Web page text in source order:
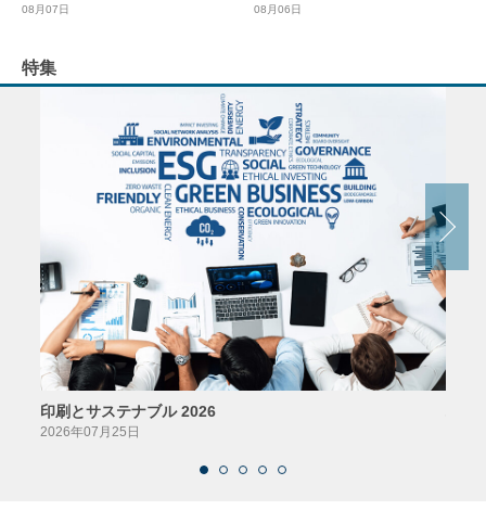
08月07日 08月06日
特集
印刷とサステナブル 2026
2026年07月25日